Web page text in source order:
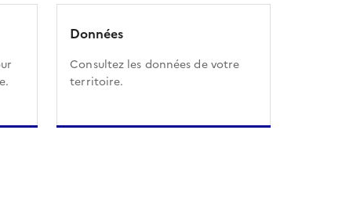
Données
Consultez les données de votre
territoire.